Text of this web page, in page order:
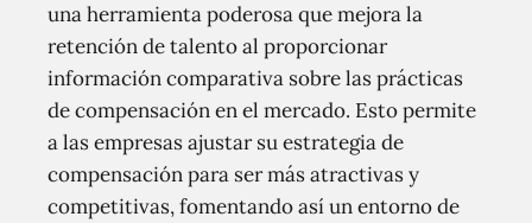
una herramienta poderosa que mejora la
retención de talento al proporcionar
información comparativa sobre las prácticas
de compensación en el mercado. Esto permite
a las empresas ajustar su estrategia de
compensación para ser más atractivas y
competitivas, fomentando así un entorno de